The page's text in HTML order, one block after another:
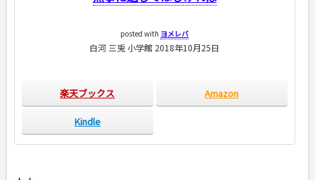
posted with ヨメレバ
白河 三兎 小学館 2018年10月25日
楽天ブックス Amazon
Kindle